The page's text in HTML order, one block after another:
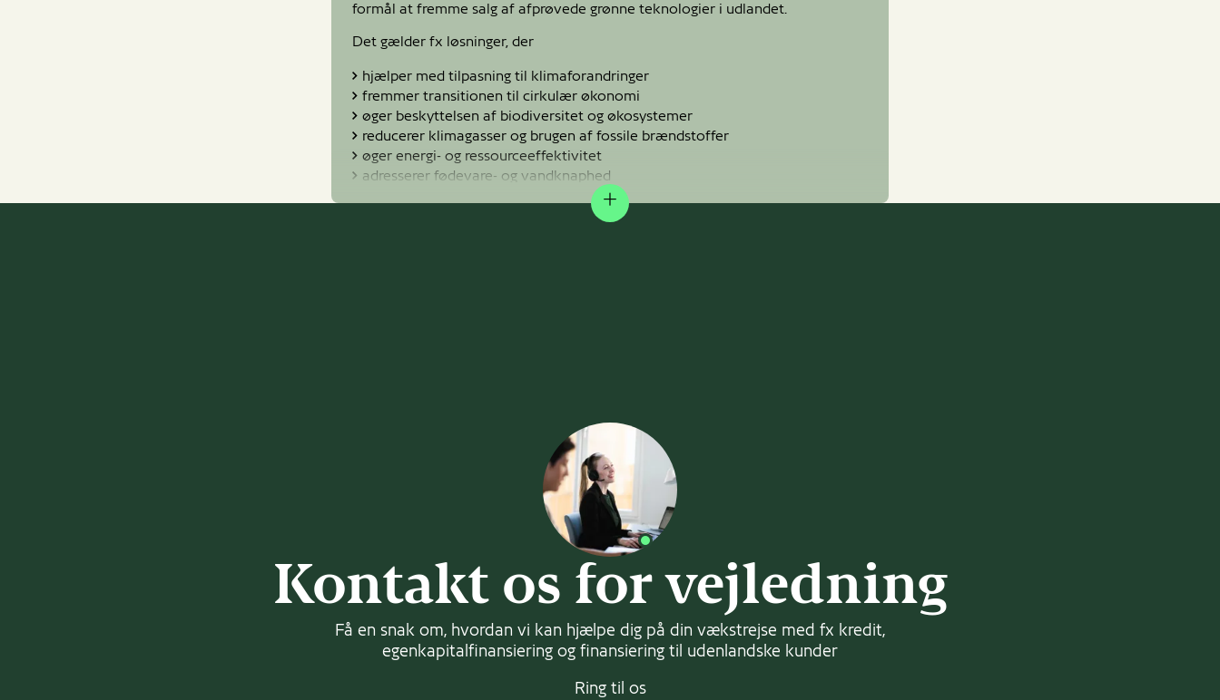
formål at fremme salg af afprøvede grønne teknologier i udlandet.
Det gælder fx løsninger, der
hjælper med tilpasning til klimaforandringer
fremmer transitionen til cirkulær økonomi
øger beskyttelsen af biodiversitet og økosystemer
reducerer klimagasser og brugen af fossile brændstoffer
øger energi- og ressourceeffektivitet
adresserer fødevare- og vandknaphed
3. runde: Åbner: 22. september - Lukker: 27. oktober
Læs mere om vilkår og ansøg påGreen Accelerator
Expand
Kontakt os for vejledning
Få en snak om, hvordan vi kan hjælpe dig på din vækstrejse med fx kredit,
egenkapitalfinansiering og finansiering til udenlandske kunder
Ring til os